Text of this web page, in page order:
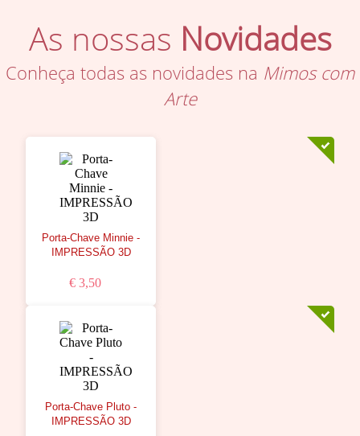
As nossas Novidades
Conheça todas as novidades na Mimos com
Arte
Porta-Chave Minnie -
IMPRESSÃO 3D
€ 3,50
Porta-Chave Pluto -
IMPRESSÃO 3D